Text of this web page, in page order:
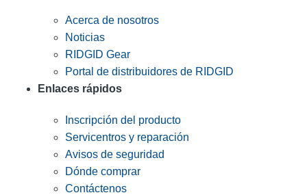
Acerca de nosotros
Noticias
RIDGID Gear
Portal de distribuidores de RIDGID
Enlaces rápidos
Inscripción del producto
Servicentros y reparación
Avisos de seguridad
Dónde comprar
Contáctenos